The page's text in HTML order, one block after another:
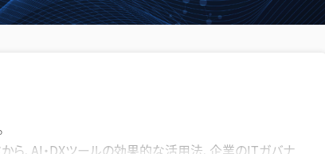
ら、AI・DXツールの効果的な活用法、企業のITガバナ